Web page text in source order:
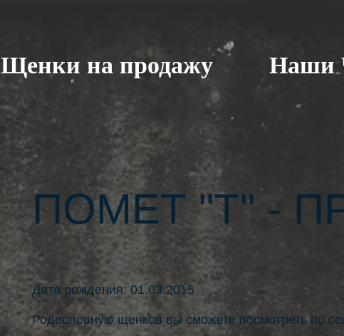
Щенки на продажу Наши
ПОМЕТ "Т" -
Дата рождения: 01.03.2015
Родословную щенков вы сможете посмотреть по